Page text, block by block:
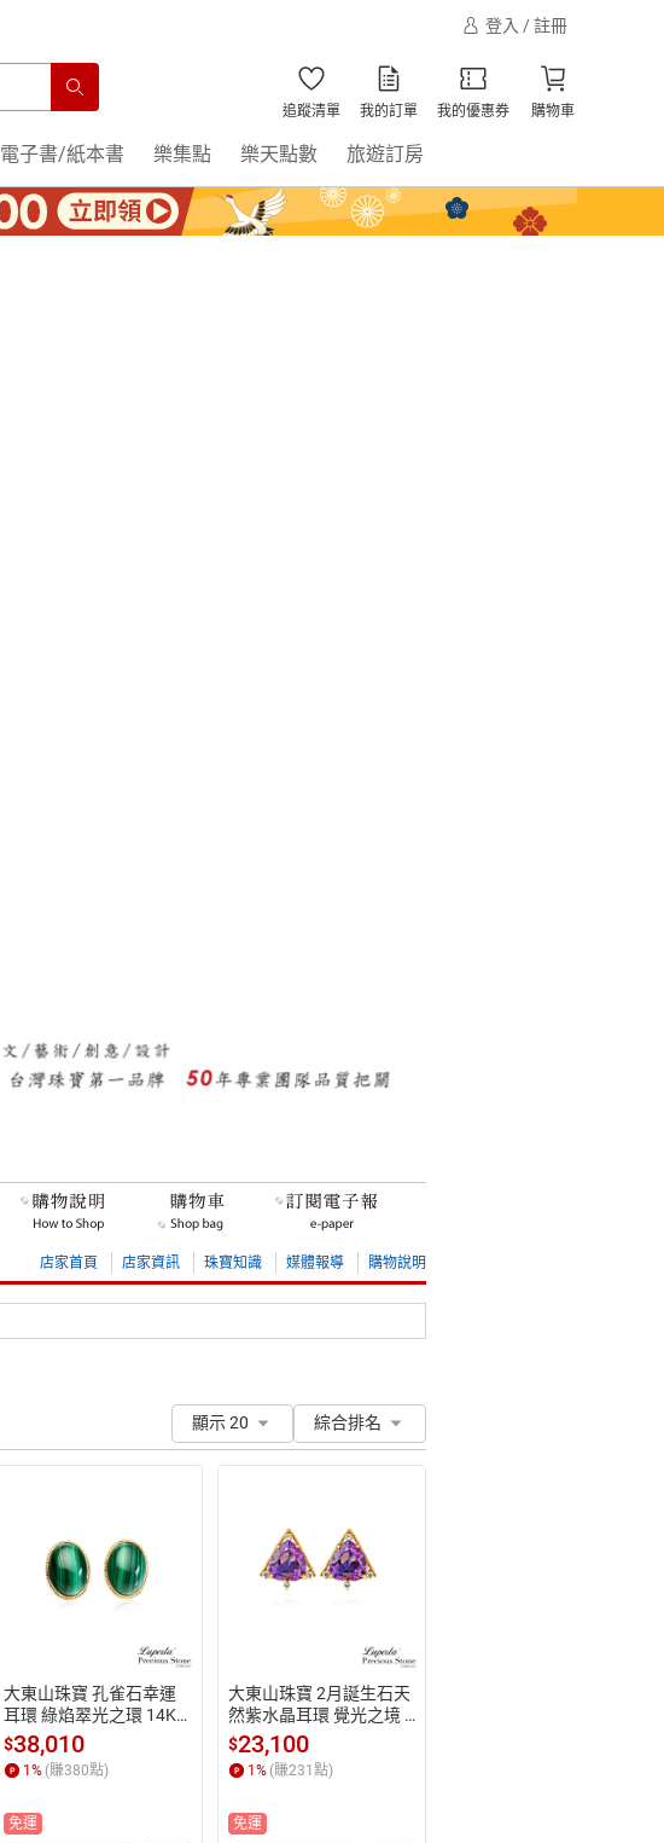
登入 / 註冊
追蹤清單 我的訂單 我的優惠券 購物車
電子書/紙本書 樂集點 樂天點數 旅遊訂房
店家首頁 店家資訊 珠寶知識 媒體報導 購物說明
顯示 20 綜合排名
大東山珠寶 孔雀石幸運
耳環 綠焰翠光之環 14K
金
$38,010
1% (賺380點)
免運
大東山珠寶 2月誕生石天
然紫水晶耳環 覺光之境 1
4K金
$23,100
1% (賺231點)
免運